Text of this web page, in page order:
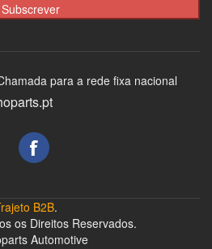
Subscrever
para a rede fixa nacional
B2B.
os Direitos Reservados.
Automotive